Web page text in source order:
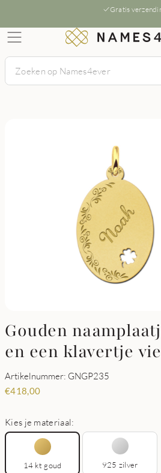
Gratis
Gouden
en een klavertje
Artikelnummer: GNGP235
€418,00
Kies je materiaal:
14 kt goud 925 zilver